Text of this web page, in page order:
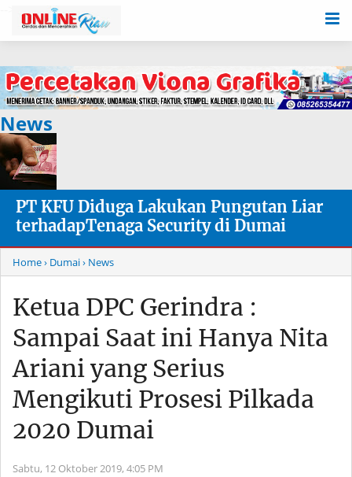
News
PT KFU Diduga Lakukan Pungutan Liar
terhadapTenaga Security di Dumai
Home› Dumai› News
Ketua DPC Gerindra :
Sampai Saat ini Hanya Nita
Ariani yang Serius
Mengikuti Prosesi Pilkada
2020 Dumai
Sabtu, 12 Oktober 2019, 4:05 PM